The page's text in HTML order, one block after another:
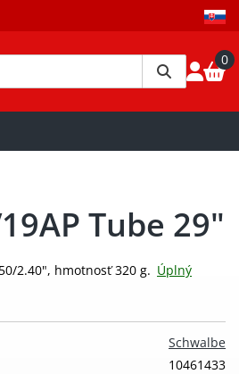
0
Tube 29"
2.40", hmotnosť 320 g. Úplný
Schwalbe
10461433